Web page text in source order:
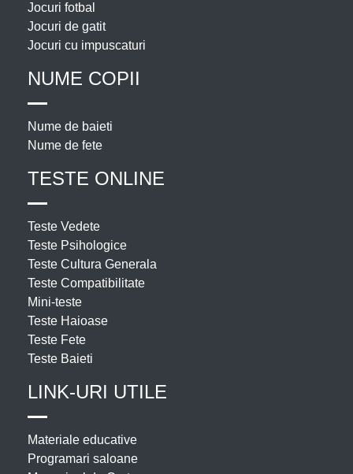
Jocuri fotbal
Jocuri de gatit
Jocuri cu impuscaturi
NUME COPII
Nume de baieti
Nume de fete
TESTE ONLINE
Teste Vedete
Teste Psihologice
Teste Cultura Generala
Teste Compatibilitate
Mini-teste
Teste Haioase
Teste Fete
Teste Baieti
LINK-URI UTILE
Materiale educative
Programari saloane